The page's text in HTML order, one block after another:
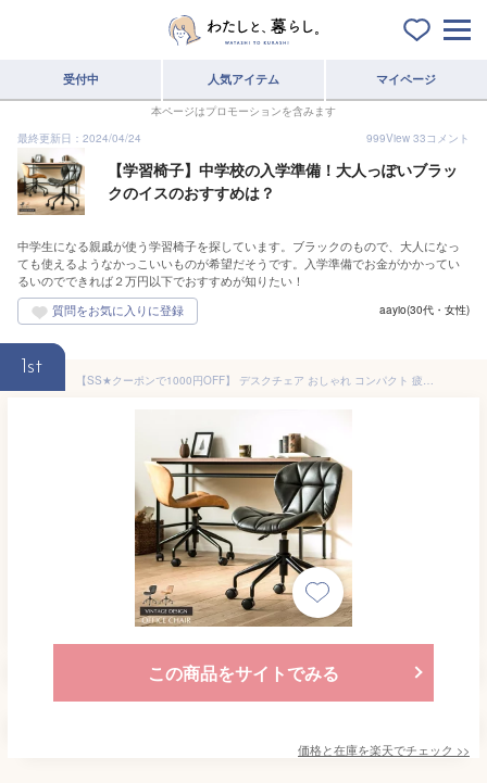
受付中 人気アイテム マイページ
本ページはプロモーションを含みます
最終更新日：2024/04/24
999View 33コメント
【学習椅子】中学校の入学準備！大人っぽいブラッ
クのイスのおすすめは？
中学生になる親戚が使う学習椅子を探しています。ブラックのもので、大人になっ
ても使えるようなかっこいいものが希望だそうです。入学準備でお金がかかってい
るいのでできれば２万円以下でおすすめが知りたい！
aayio(30代・女性)
1st
【SS★クーポンで1000円OFF】 デスクチェア おしゃれ コンパクト 疲れにくい オフィスチェア パソコンチェア テレワークデスク 椅子 パソコン かっこいい デザイン レザー 合皮 昇降 回転 キャスター 学習椅子 デスク用 オフィス用 チェア イス 北欧 ブラック／ベージュ ORDY
この商品をサイトでみる
価格と在庫を楽天でチェック >>